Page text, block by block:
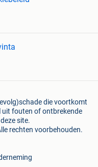
die voortkomt
uit fouten of ontbrekende
site.
rechten voorbehouden.